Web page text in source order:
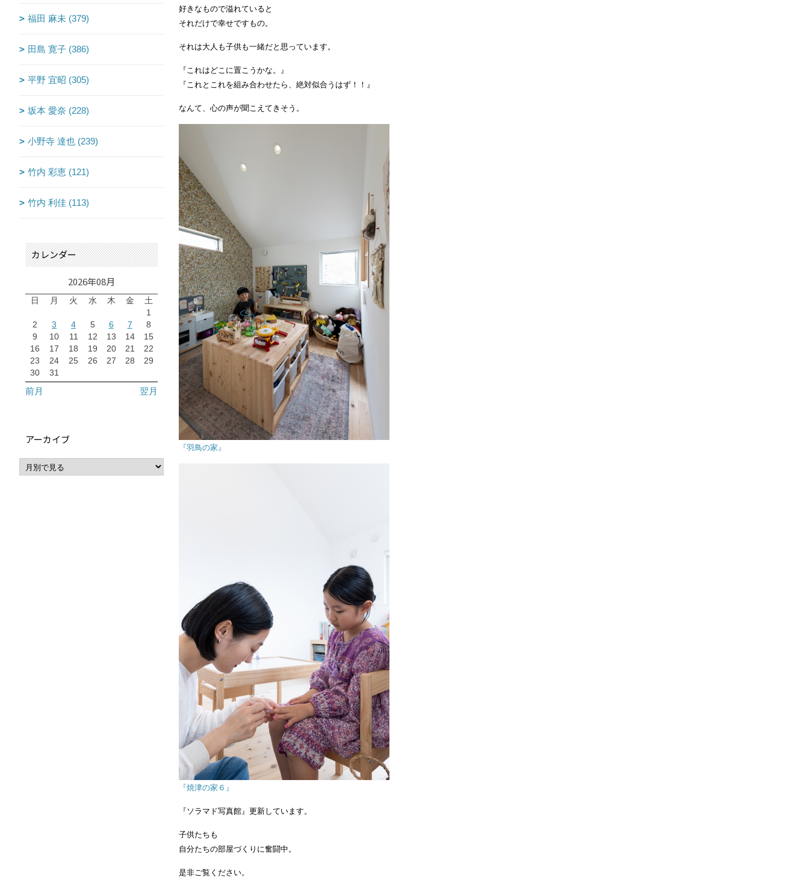
好きなもので溢れていると
それだけで幸せですもの。
それは大人も子供も一緒だと思っています。
『これはどこに置こうかな。』
『これとこれを組み合わせたら、絶対似合うはず！！』
なんて、心の声が聞こえてきそう。
『羽鳥の家』
『焼津の家６』
『ソラマド写真館』更新しています。
子供たちも
自分たちの部屋づくりに奮闘中。
是非ご覧ください。
福田 麻未 (379)
田島 寛子 (386)
平野 宜昭 (305)
坂本 愛奈 (228)
小野寺 達也 (239)
竹内 彩恵 (121)
竹内 利佳 (113)
カレンダー
2026年08月
日 月 火 水 木 金
土
1
2
3 4 5 6 7
8
9
10 11 12 13 14
15
16
17 18 19 20 21
22
23
24 25 26 27 28
29
30
31
前月 翌月
アーカイブ